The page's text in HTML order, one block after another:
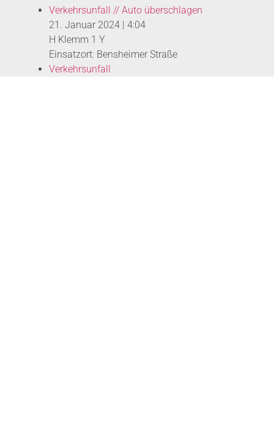
Verkehrsunfall // Auto überschlagen
21. Januar 2024
4:04
H Klemm 1 Y
Einsatzort: Bensheimer Straße
Verkehrsunfall